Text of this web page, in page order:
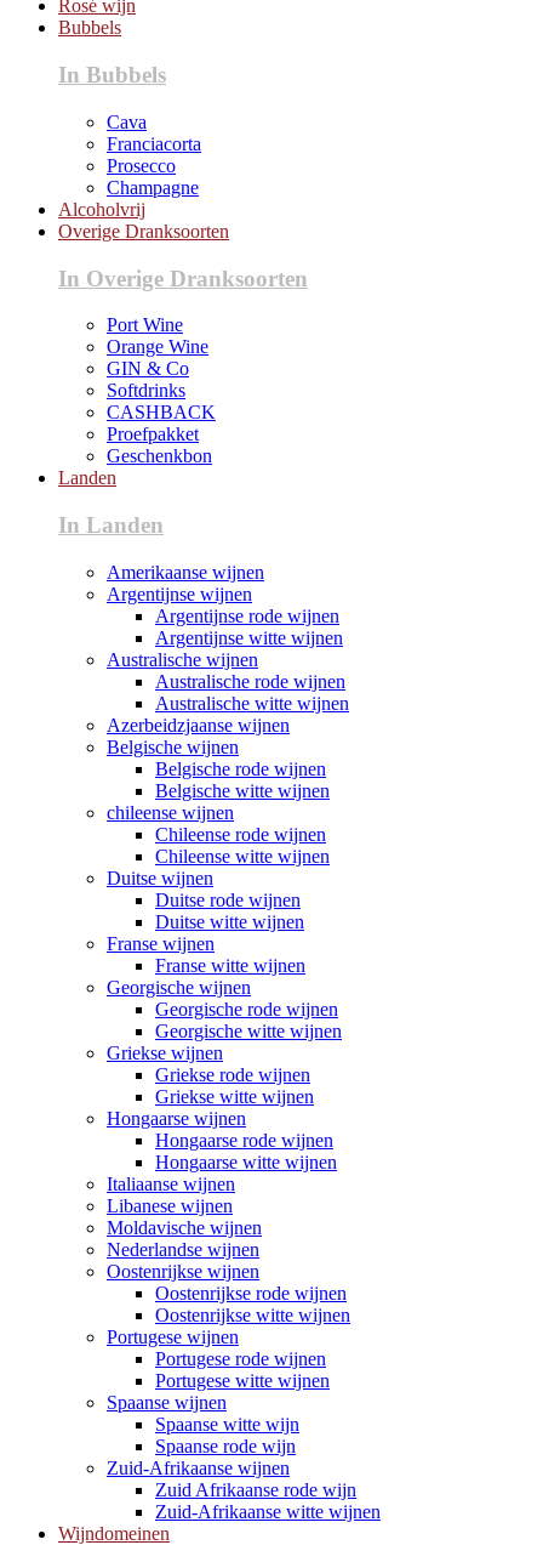
Rosé wijn
Bubbels
In Bubbels
Cava
Franciacorta
Prosecco
Champagne
Alcoholvrij
Overige Dranksoorten
In Overige Dranksoorten
Port Wine
Orange Wine
GIN & Co
Softdrinks
CASHBACK
Proefpakket
Geschenkbon
Landen
In Landen
Amerikaanse wijnen
Argentijnse wijnen
Argentijnse rode wijnen
Argentijnse witte wijnen
Australische wijnen
Australische rode wijnen
Australische witte wijnen
Azerbeidzjaanse wijnen
Belgische wijnen
Belgische rode wijnen
Belgische witte wijnen
chileense wijnen
Chileense rode wijnen
Chileense witte wijnen
Duitse wijnen
Duitse rode wijnen
Duitse witte wijnen
Franse wijnen
Franse witte wijnen
Georgische wijnen
Georgische rode wijnen
Georgische witte wijnen
Griekse wijnen
Griekse rode wijnen
Griekse witte wijnen
Hongaarse wijnen
Hongaarse rode wijnen
Hongaarse witte wijnen
Italiaanse wijnen
Libanese wijnen
Moldavische wijnen
Nederlandse wijnen
Oostenrijkse wijnen
Oostenrijkse rode wijnen
Oostenrijkse witte wijnen
Portugese wijnen
Portugese rode wijnen
Portugese witte wijnen
Spaanse wijnen
Spaanse witte wijn
Spaanse rode wijn
Zuid-Afrikaanse wijnen
Zuid Afrikaanse rode wijn
Zuid-Afrikaanse witte wijnen
Wijndomeinen